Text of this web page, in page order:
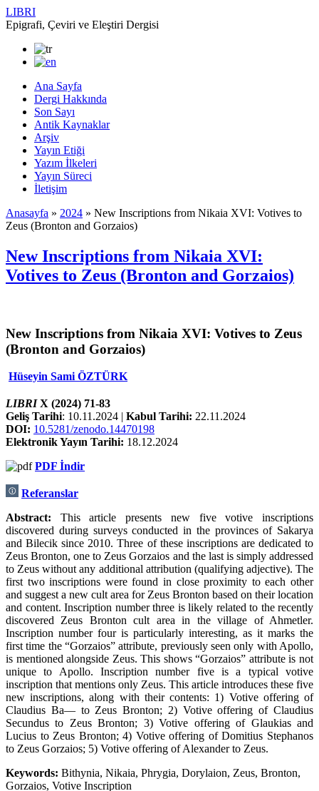
LIBRI
Epigrafi, Çeviri ve Eleştiri Dergisi
Ana Sayfa
Dergi Hakkında
Son Sayı
Antik Kaynaklar
Arşiv
Yayın Etiği
Yazım İlkeleri
Yayın Süreci
İletişim
Anasayfa » 2024 » New Inscriptions from Nikaia XVI: Votives to
Zeus (Bronton and Gorzaios)
New Inscriptions from Nikaia XVI:
Votives to Zeus (Bronton and Gorzaios)
New Inscriptions from Nikaia XVI: Votives to Zeus
(Bronton and Gorzaios)
Hüseyin Sami ÖZTÜRK
LIBRIX (2024) 71-83
Geliş Tarihi: 10.11.2024 | Kabul Tarihi: 22.11.2024
DOI: 10.5281/zenodo.14470198
Elektronik Yayın Tarihi: 18.12.2024
PDF İndir
Referanslar
Abstract: This article presents new five votive inscriptions
discovered during surveys conducted in the provinces of Sakarya
and Bilecik since 2010. Three of these inscriptions are dedicated to
Zeus Bronton, one to Zeus Gorzaios and the last is simply addressed
to Zeus without any additional attribution (qualifying adjective). The
first two inscriptions were found in close proximity to each other
and suggest a new cult area for Zeus Bronton based on their location
and content. Inscription number three is likely related to the recently
discovered Zeus Bronton cult area in the village of Ahmetler.
Inscription number four is particularly interesting, as it marks the
first time the “Gorzaios” attribute, previously seen only with Apollo,
is mentioned alongside Zeus. This shows “Gorzaios” attribute is not
unique to Apollo. Inscription number five is a typical votive
inscription that mentions only Zeus. This article introduces these five
new inscriptions, along with their contents: 1) Votive offering of
Claudius Ba— to Zeus Bronton; 2) Votive offering of Claudius
Secundus to Zeus Bronton; 3) Votive offering of Glaukias and
Lucius to Zeus Bronton; 4) Votive offering of Domitius Stephanos
to Zeus Gorzaios; 5) Votive offering of Alexander to Zeus.
Keywords: Bithynia, Nikaia, Phrygia, Dorylaion, Zeus, Bronton,
Gorzaios, Votive Inscription